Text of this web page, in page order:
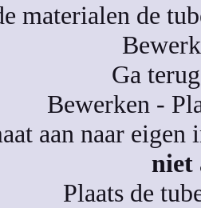
materialen de
Ga
Bewerken -
aan naar
niet
Plaats de